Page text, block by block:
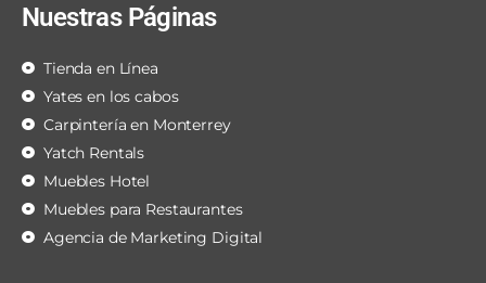
Nuestras Páginas
Tienda en Línea
Yates en los cabos
Carpintería en Monterrey
Yatch Rentals
Muebles Hotel
Muebles para Restaurantes
Agencia de Marketing Digital